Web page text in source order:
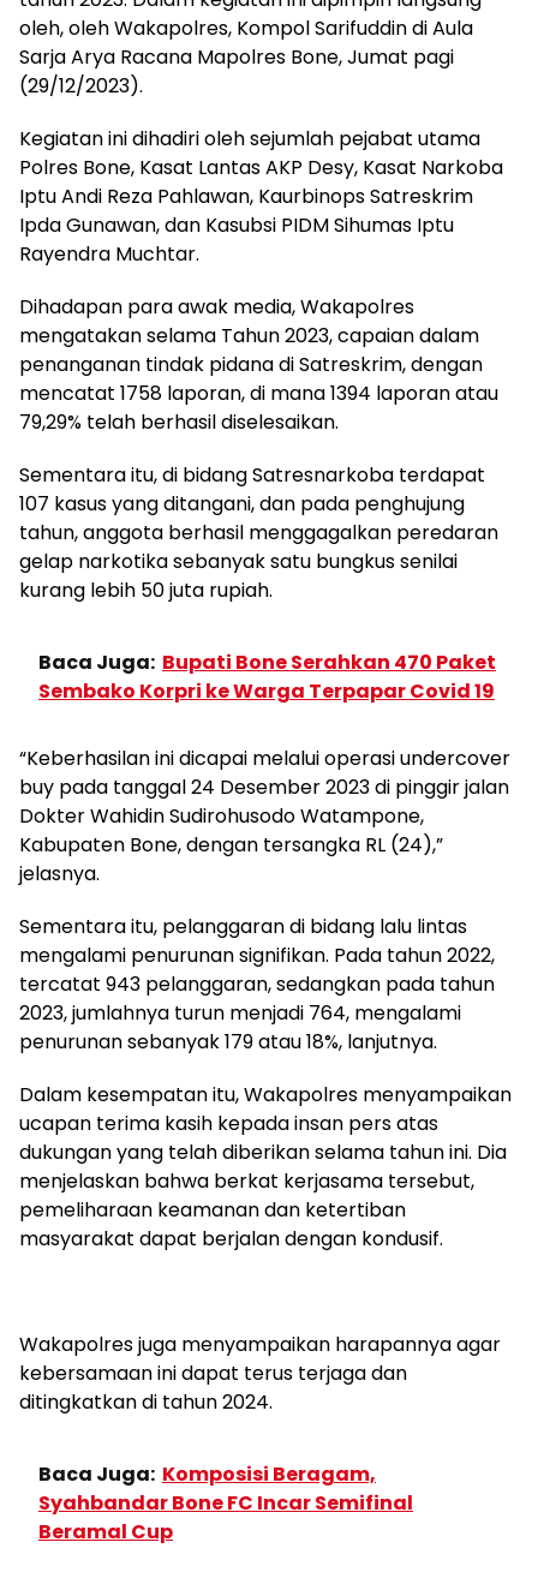
oleh, oleh Wakapolres, Kompol Sarifuddin di Aula
Sarja Arya Racana Mapolres Bone, Jumat pagi
(29/12/2023).
Kegiatan ini dihadiri oleh sejumlah pejabat utama
Polres Bone, Kasat Lantas AKP Desy, Kasat Narkoba
Iptu Andi Reza Pahlawan, Kaurbinops Satreskrim
Ipda Gunawan, dan Kasubsi PIDM Sihumas Iptu
Rayendra Muchtar.
Dihadapan para awak media, Wakapolres
mengatakan selama Tahun 2023, capaian dalam
penanganan tindak pidana di Satreskrim, dengan
mencatat 1758 laporan, di mana 1394 laporan atau
79,29% telah berhasil diselesaikan.
Sementara itu, di bidang Satresnarkoba terdapat
107 kasus yang ditangani, dan pada penghujung
tahun, anggota berhasil menggagalkan peredaran
gelap narkotika sebanyak satu bungkus senilai
kurang lebih 50 juta rupiah.
Baca Juga: Bupati Bone Serahkan 470 Paket
Sembako Korpri ke Warga Terpapar Covid 19
“Keberhasilan ini dicapai melalui operasi undercover
buy pada tanggal 24 Desember 2023 di pinggir jalan
Dokter Wahidin Sudirohusodo Watampone,
Kabupaten Bone, dengan tersangka RL (24),”
jelasnya.
Sementara itu, pelanggaran di bidang lalu lintas
mengalami penurunan signifikan. Pada tahun 2022,
tercatat 943 pelanggaran, sedangkan pada tahun
2023, jumlahnya turun menjadi 764, mengalami
penurunan sebanyak 179 atau 18%, lanjutnya.
Dalam kesempatan itu, Wakapolres menyampaikan
ucapan terima kasih kepada insan pers atas
dukungan yang telah diberikan selama tahun ini. Dia
menjelaskan bahwa berkat kerjasama tersebut,
pemeliharaan keamanan dan ketertiban
masyarakat dapat berjalan dengan kondusif.
Wakapolres juga menyampaikan harapannya agar
kebersamaan ini dapat terus terjaga dan
ditingkatkan di tahun 2024.
Baca Juga: Komposisi Beragam,
Syahbandar Bone FC Incar Semifinal
Beramal Cup